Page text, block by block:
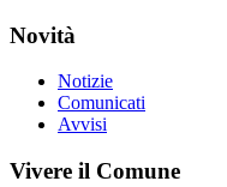
Novità
Notizie
Comunicati
Avvisi
Vivere il Comune